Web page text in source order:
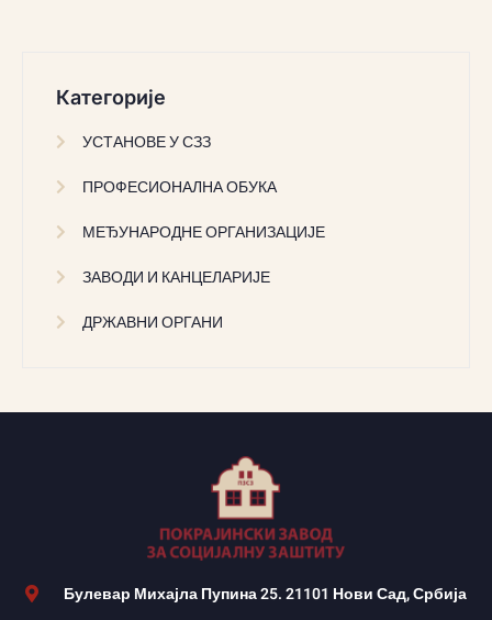
Категорије
УСТАНОВЕ У СЗЗ
ПРОФЕСИОНАЛНА ОБУКА
МЕЂУНАРОДНЕ ОРГАНИЗАЦИЈЕ
ЗАВОДИ И КАНЦЕЛАРИЈЕ
ДРЖАВНИ ОРГАНИ
Булевар Михајла Пупина 25. 21101 Нови Сад, Србија